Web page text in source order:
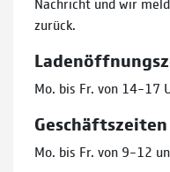
zurück.
Mo. bis Fr. von 14–17
Geschäftszeiten
Mo. bis Fr. von 9–12